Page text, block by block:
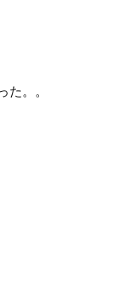
た。。